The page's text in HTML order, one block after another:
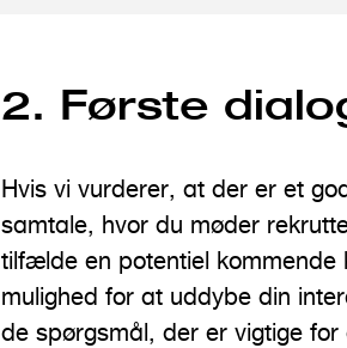
2. Første
Hvis vi vurderer, at der er et
samtale, hvor du møder
tilfælde en potentiel kommende
mulighed for at uddybe din
de spørgsmål, der er vigtige